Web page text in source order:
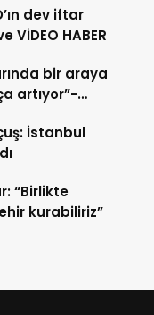
dev iftar
VİDEO HABER
bir araya
artıyor”-
İstanbul
“Birlikte
kurabiliriz”